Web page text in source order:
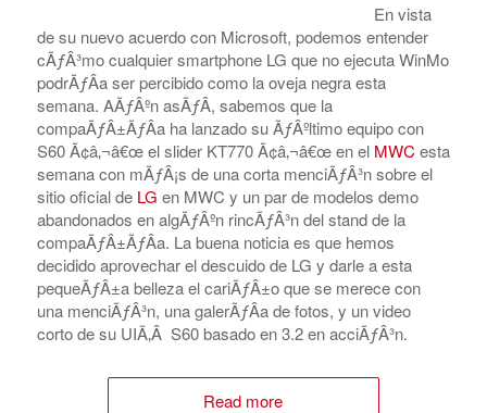
En vista
de su nuevo acuerdo con Microsoft, podemos entender
cÃƒÂ³mo cualquier smartphone LG que no ejecuta WinMo
podrÃƒÂ­a ser percibido como la oveja negra esta
semana. AÃƒÂºn asÃƒÂ­, sabemos que la
compaÃƒÂ±ÃƒÂ­a ha lanzado su ÃƒÂºltimo equipo con
S60 Ã¢â‚¬â€œ el slider KT770 Ã¢â‚¬â€œ en el MWC esta
semana con mÃƒÂ¡s de una corta menciÃƒÂ³n sobre el
sitio oficial de LG en MWC y un par de modelos demo
abandonados en algÃƒÂºn rincÃƒÂ³n del stand de la
compaÃƒÂ±ÃƒÂ­a. La buena noticia es que hemos
decidido aprovechar el descuido de LG y darle a esta
pequeÃƒÂ±a belleza el cariÃƒÂ±o que se merece con
una menciÃƒÂ³n, una galerÃƒÂ­a de fotos, y un video
corto de su UIÃ‚Â S60 basado en 3.2 en acciÃƒÂ³n.
Read more